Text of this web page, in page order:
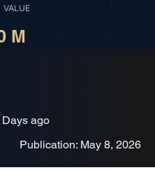
VALUE
M
ago
Publication: May 8, 2026